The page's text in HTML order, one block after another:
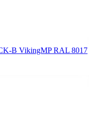
В VikingMP RAL 8017